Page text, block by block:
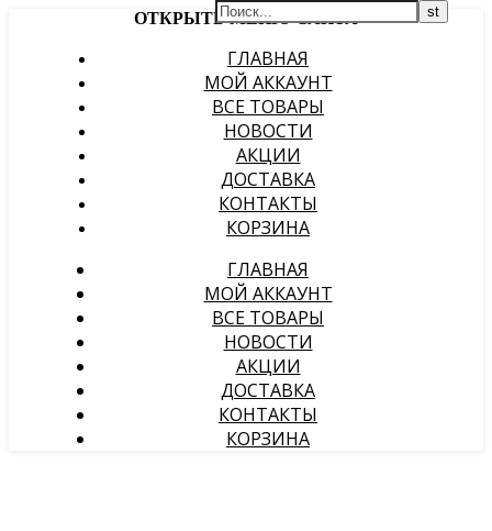
ОТКРЫТЬ МЕНЮ САЙТА
ГЛАВНАЯ
МОЙ АККАУНТ
ВСЕ ТОВАРЫ
НОВОСТИ
АКЦИИ
ДОСТАВКА
КОНТАКТЫ
КОРЗИНА
ГЛАВНАЯ
МОЙ АККАУНТ
ВСЕ ТОВАРЫ
НОВОСТИ
АКЦИИ
ДОСТАВКА
КОНТАКТЫ
КОРЗИНА